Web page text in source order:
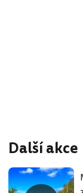
Další akce